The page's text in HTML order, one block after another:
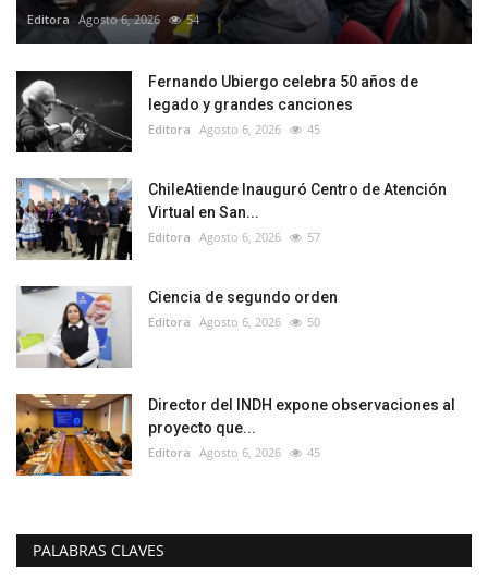
Editora Agosto 6, 2026 54
Fernando Ubiergo celebra 50 años de
legado y grandes canciones
Editora Agosto 6, 2026 45
ChileAtiende Inauguró Centro de Atención
Virtual en San...
Editora Agosto 6, 2026 57
Ciencia de segundo orden
Editora Agosto 6, 2026 50
Director del INDH expone observaciones al
proyecto que...
Editora Agosto 6, 2026 45
PALABRAS CLAVES